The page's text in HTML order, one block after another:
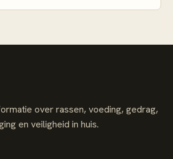
over rassen, voeding, gedrag,
en veiligheid in huis.